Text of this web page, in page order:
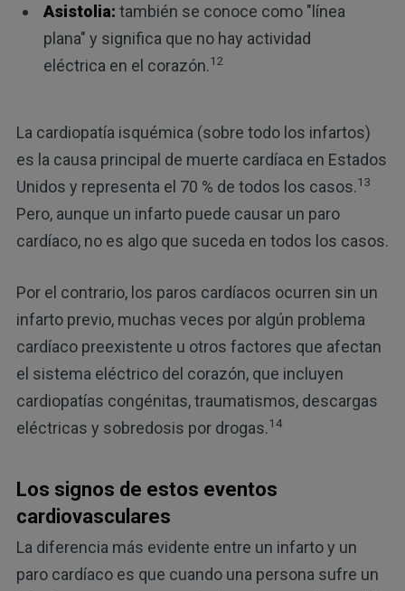
Asistolia: también se conoce como "línea
plana" y significa que no hay actividad
eléctrica en el corazón.12
La cardiopatía isquémica (sobre todo los infartos)
es la causa principal de muerte cardíaca en Estados
Unidos y representa el 70 % de todos los casos.13
Pero, aunque un infarto puede causar un paro
cardíaco, no es algo que suceda en todos los casos.
Por el contrario, los paros cardíacos ocurren sin un
infarto previo, muchas veces por algún problema
cardíaco preexistente u otros factores que afectan
el sistema eléctrico del corazón, que incluyen
cardiopatías congénitas, traumatismos, descargas
eléctricas y sobredosis por drogas.14
Los signos de estos eventos
cardiovasculares
La diferencia más evidente entre un infarto y un
paro cardíaco es que cuando una persona sufre un